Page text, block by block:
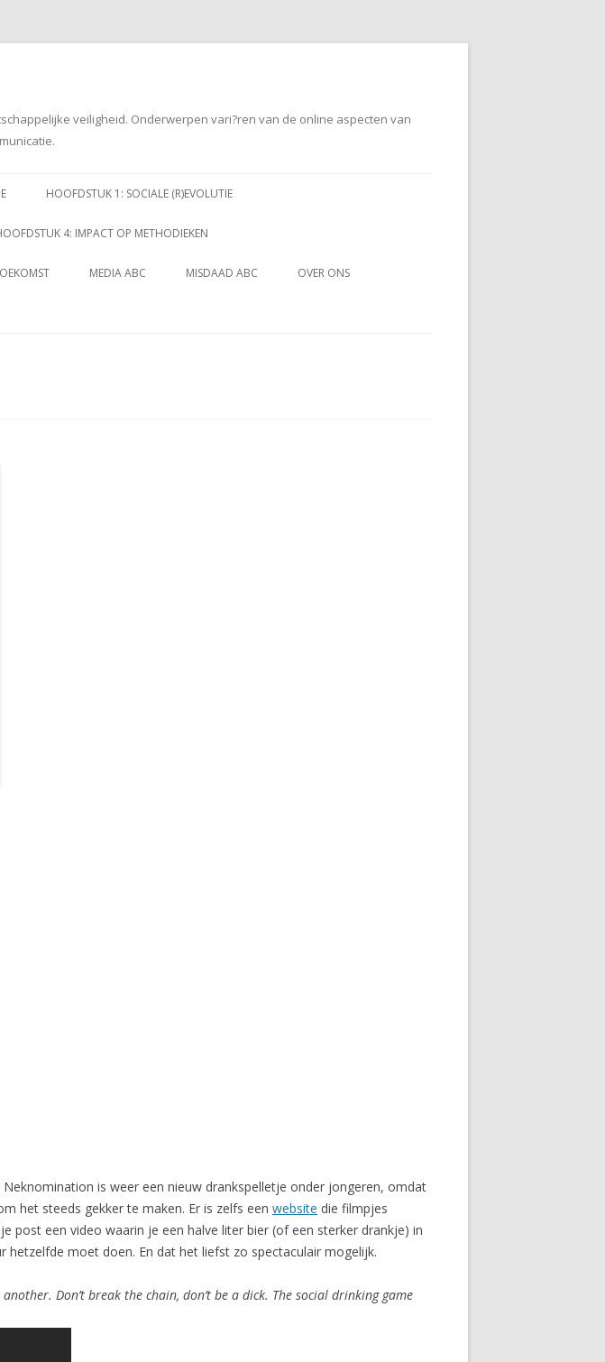
veiligheid. Onderwerpen vari?ren van de online aspecten van
naar HOOFDSTUK 1: SOCIALE (R)EVOLUTIE
4: IMPACT OP METHODIEKEN
MEDIA ABC MISDAAD ABC OVER ONS
is weer een nieuw drankspelletje onder jongeren, omdat
het steeds gekker te maken. Er is zelfs een website die filmpjes
post een video waarin je een halve liter bier (of een sterker drankje) in
hetzelfde moet doen. En dat het liefst zo spectaculair mogelijk.
Don’t break the chain, don’t be a dick. The social drinking game